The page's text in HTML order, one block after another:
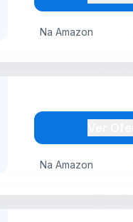
Na Amazon
Na Amazon